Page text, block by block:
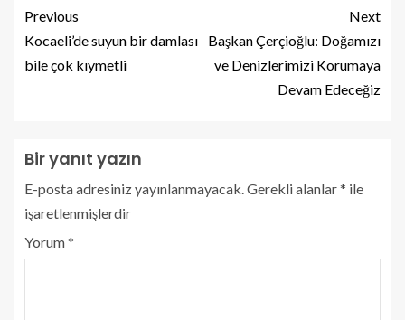
Previous
Kocaeli’de suyun bir damlası
bile çok kıymetli
Next
Başkan Çerçioğlu: Doğamızı
ve Denizlerimizi Korumaya
Devam Edeceğiz
Bir yanıt yazın
E-posta adresiniz yayınlanmayacak. Gerekli alanlar* ile
işaretlenmişlerdir
Yorum*